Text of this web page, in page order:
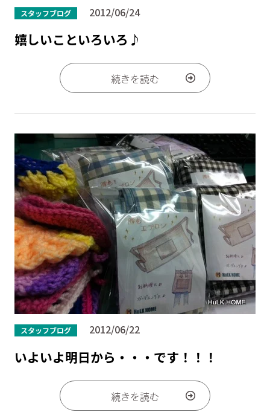
スタッフブログ 2012/06/24
嬉しいこといろいろ♪
続きを読む
スタッフブログ 2012/06/22
いよいよ明日から・・・です！！！
続きを読む